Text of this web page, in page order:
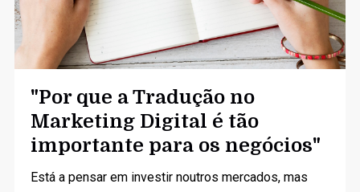
"Por que a Tradução no
Marketing Digital é tão
importante para os negócios"
Está a pensar em investir noutros mercados, mas